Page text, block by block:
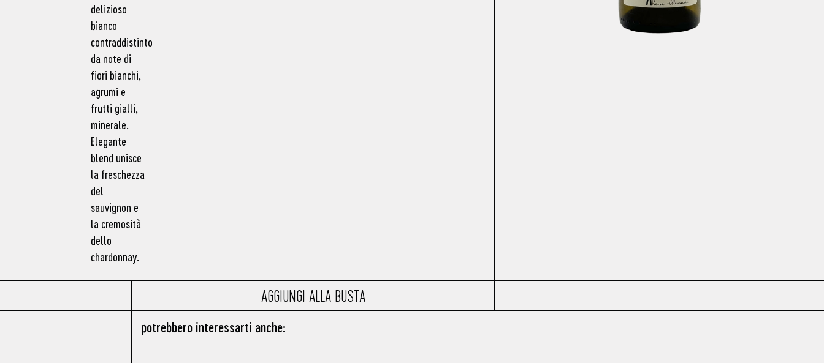
delizioso
bianco
contraddistinto
da note di
fiori bianchi,
agrumi e
frutti gialli,
minerale.
Elegante
blend unisce
la freschezza
del
sauvignon e
la cremosità
dello
chardonnay.
AGGIUNGI ALLA BUSTA
potrebbero interessarti anche: